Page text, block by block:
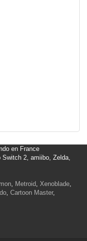
en France
2, amiibo, Zelda,
, Metroid, Xenoblade,
, Cartoon Master,